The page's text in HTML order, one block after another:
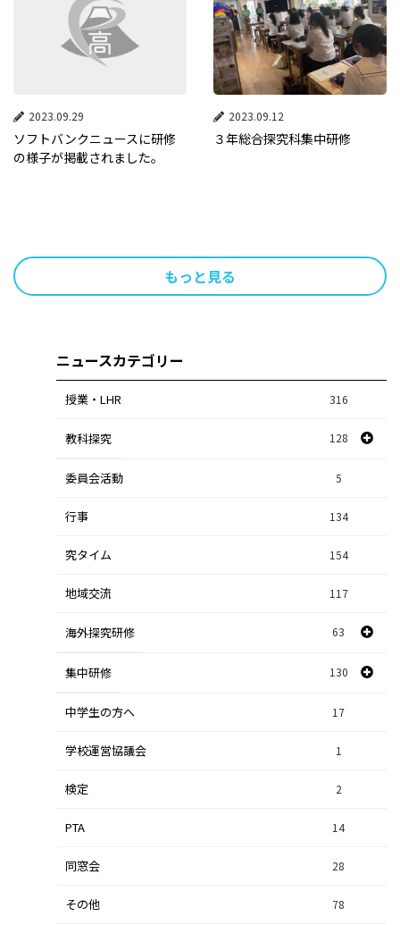
2023.09.29
ソフトバンクニュースに研修
の様子が掲載されました。
2023.09.12
３年総合探究科集中研修
もっと見る
ニュースカテゴリー
授業・LHR 316
教科探究 128
スポーツ探究 1
課題研究 84
自然探究 2
数学探究 2
社会探究 23
人文探究 9
委員会活動 5
行事 134
究タイム 154
地域交流 117
海外探究研修 63
探究研修 28
集中研修 130
集中研修（スポーツ探究科） 36
集中研修（ビジネス探究科） 56
集中研修（総合探究科） 37
中学生の方へ 17
学校運営協議会 1
検定 2
PTA 14
同窓会 28
その他 78